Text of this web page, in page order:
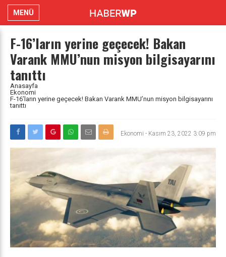
MENÜ
F-16’ların yerine geçecek! Bakan
Varank MMU’nun misyon bilgisayarını
tanıttı
Anasayfa
Ekonomi
F-16’ların yerine geçecek! Bakan Varank MMU’nun misyon bilgisayarını
tanıttı
Ekonomi - Kasım 23, 2022 3:09 pm